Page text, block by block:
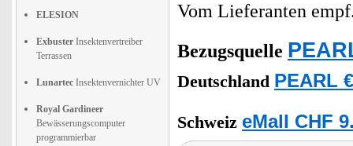
ELESION
Exbuster Insektenvertreiber
Terrassen
Lunartec Insektenvernichter UV
Royal Gardineer
Bewässerungscomputer
programmierbar
Vom Lieferanten
Bezugsquelle
Deutschland PEARL
Schweiz eMall CHF